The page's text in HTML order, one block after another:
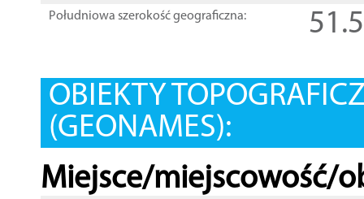
Południowa szerokość geograficzna:
OBIEKTY
(GEONAMES):
Miejsce/miejscowość/